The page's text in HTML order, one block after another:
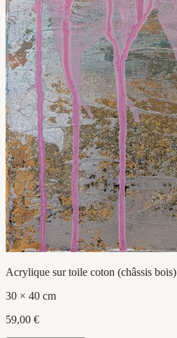
Acrylique sur toile coton (châssis bois)
30 × 40 cm
59,00 €